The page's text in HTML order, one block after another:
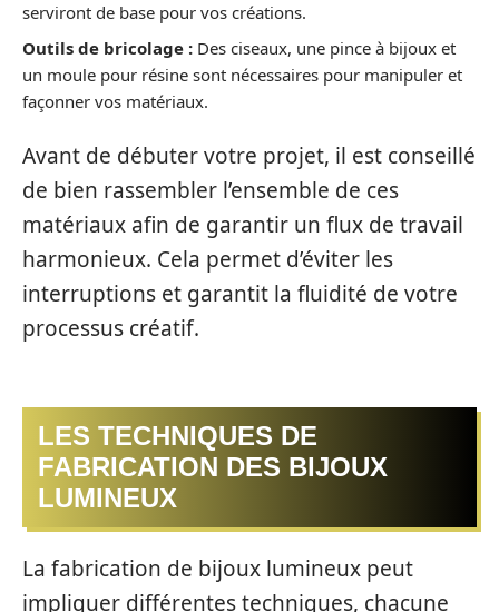
serviront de base pour vos créations.
Outils de bricolage : Des ciseaux, une pince à bijoux et
un moule pour résine sont nécessaires pour manipuler et
façonner vos matériaux.
Avant de débuter votre projet, il est conseillé
de bien rassembler l’ensemble de ces
matériaux afin de garantir un flux de travail
harmonieux. Cela permet d’éviter les
interruptions et garantit la fluidité de votre
processus créatif.
LES TECHNIQUES DE
FABRICATION DES BIJOUX
LUMINEUX
La fabrication de bijoux lumineux peut
impliquer différentes techniques, chacune